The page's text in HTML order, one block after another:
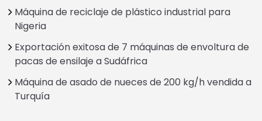
Máquina de reciclaje de plástico industrial para
Nigeria
Exportación exitosa de 7 máquinas de envoltura de
pacas de ensilaje a Sudáfrica
Máquina de asado de nueces de 200 kg/h vendida a
Turquía